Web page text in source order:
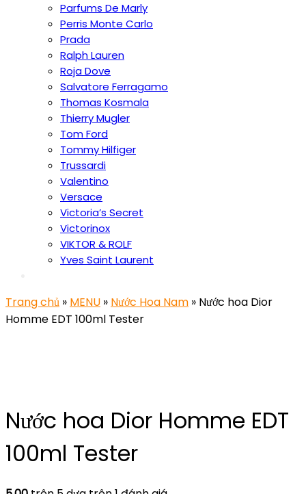
Parfums De Marly
Perris Monte Carlo
Prada
Ralph Lauren
Roja Dove
Salvatore Ferragamo
Thomas Kosmala
Thierry Mugler
Tom Ford
Tommy Hilfiger
Trussardi
Valentino
Versace
Victoria’s Secret
Victorinox
VIKTOR & ROLF
Yves Saint Laurent
Trang chủ » MENU » Nước Hoa Nam » Nước hoa Dior
Homme EDT 100ml Tester
Nước hoa Dior Homme EDT
100ml Tester